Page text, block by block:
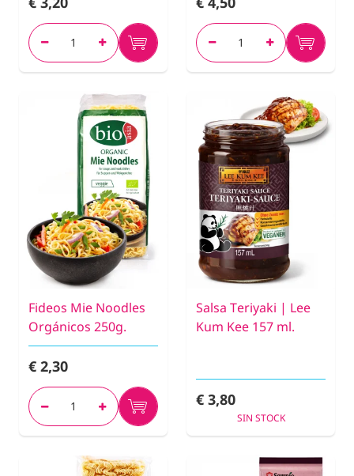
Fideos Mie Noodles
Orgánicos 250g.
€ 2,30
Salsa Teriyaki | Lee
Kum Kee 157 ml.
€ 3,80
SIN STOCK